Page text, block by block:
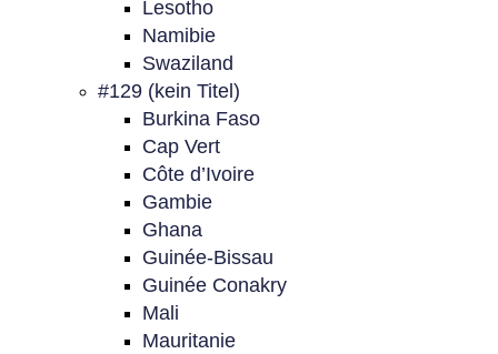
Lesotho
Namibie
Swaziland
#129 (kein Titel)
Burkina Faso
Cap Vert
Côte d’Ivoire
Gambie
Ghana
Guinée-Bissau
Guinée Conakry
Mali
Mauritanie